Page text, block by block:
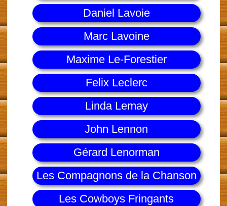
Daniel Lavoie
Marc Lavoine
Maxime Le-Forestier
Felix Leclerc
Linda Lemay
John Lennon
Gérard Lenorman
Les Compagnons de la Chanson
Les Cowboys Fringants